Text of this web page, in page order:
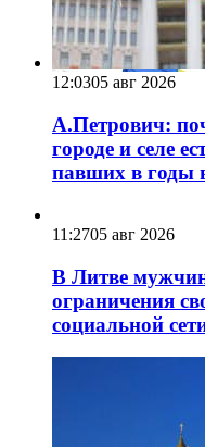
12:0305 авг 2026
А.Петрович:
городе и селе
павших в годы
11:2705 авг 2026
В Литве
ограничения
социальной